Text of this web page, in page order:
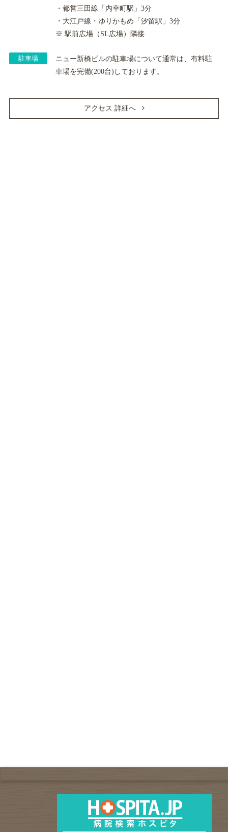
・都営三田線「内幸町駅」3分
・大江戸線・ゆりかもめ「汐留駅」3分
※ 駅前広場（SL広場）隣接
駐車場
ニュー新橋ビルの駐車場について通常は、有料駐
車場を完備(200台)しております。
アクセス 詳細へ